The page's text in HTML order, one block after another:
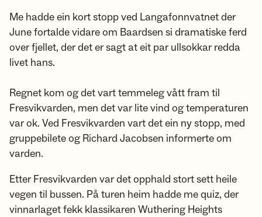
Me hadde ein kort stopp ved Langafonnvatnet der
June fortalde vidare om Baardsen si dramatiske ferd
over fjellet, der det er sagt at eit par ullsokkar redda
livet hans.
Regnet kom og det vart temmeleg vått fram til
Fresvikvarden, men det var lite vind og temperaturen
var ok. Ved Fresvikvarden vart det ein ny stopp, med
gruppebilete og Richard Jacobsen informerte om
varden.
Etter Fresvikvarden var det opphald stort sett heile
vegen til bussen. På turen heim hadde me quiz, der
vinnarlaget fekk klassikaren Wuthering Heights